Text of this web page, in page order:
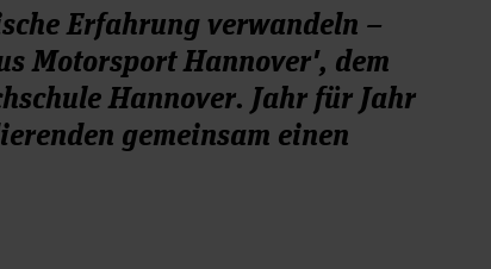
Erfahrung verwandeln –
Motorsport Hannover', dem
Hannover. Jahr für Jahr
gemeinsam einen